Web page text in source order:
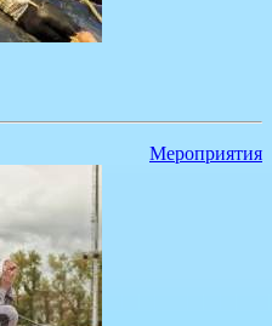
Мероприятия